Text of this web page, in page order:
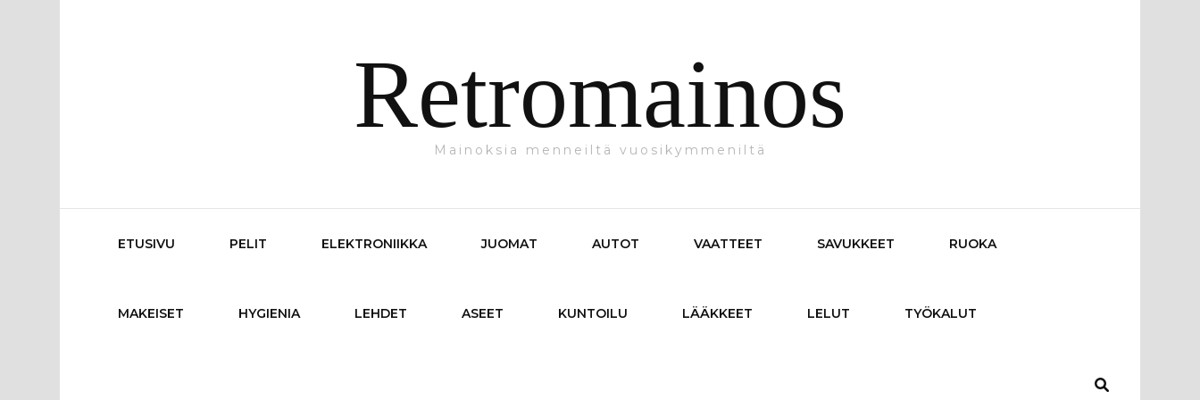
Retromainos
Mainoksia menneiltä vuosikymmeniltä
ETUSIVU PELIT ELEKTRONIIKKA JUOMAT AUTOT VAATTEET SAVUKKEET RUOKA
MAKEISET HYGIENIA LEHDET ASEET KUNTOILU LÄÄKKEET LELUT TYÖKALUT